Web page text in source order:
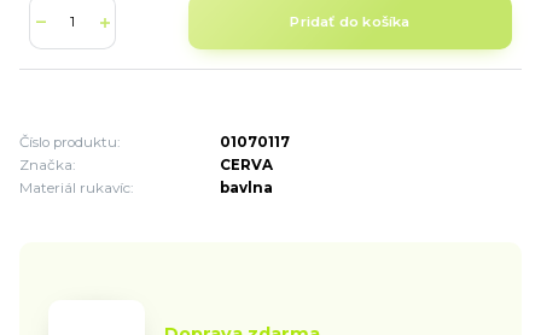
Pridať do košíka
Číslo produktu:
01070117
Značka:
CERVA
Materiál rukavíc:
bavlna